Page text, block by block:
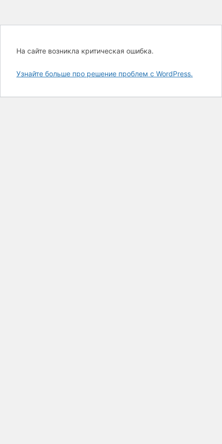
На сайте возникла критическая ошибка.
Узнайте больше про решение проблем с WordPress.